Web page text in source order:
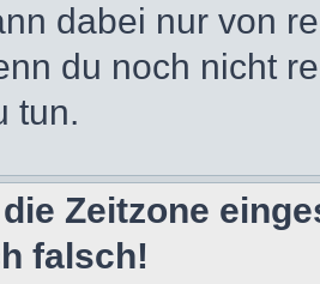
dabei nur von
du noch nicht
tun.
Zeitzone
falsch!